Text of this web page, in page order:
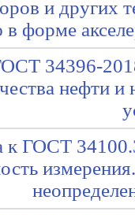
и других
форме
34396-
нефти
к ГОСТ